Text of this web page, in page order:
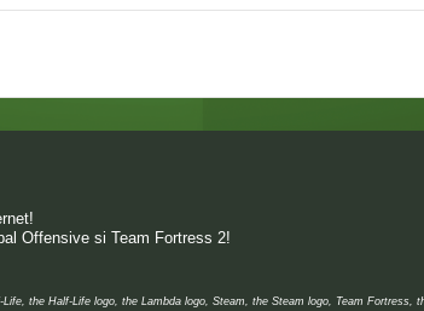
Offensive si Team Fortress 2!
the Half-Life logo, the Lambda logo, Steam, the Steam logo, Team Fortress,